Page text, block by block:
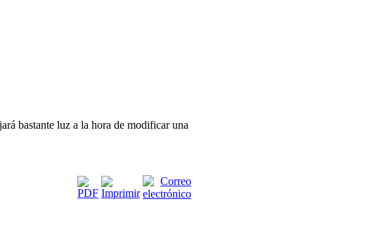
bastante luz a la hora de modificar una